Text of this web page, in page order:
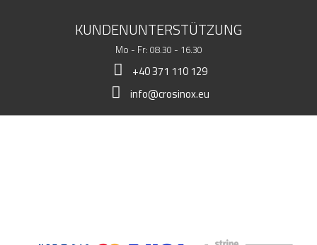
KUNDENUNTERSTÜTZUNG
Mo - Fr: 08.30 - 16.30
+40 371 110 129
info@crosinox.eu